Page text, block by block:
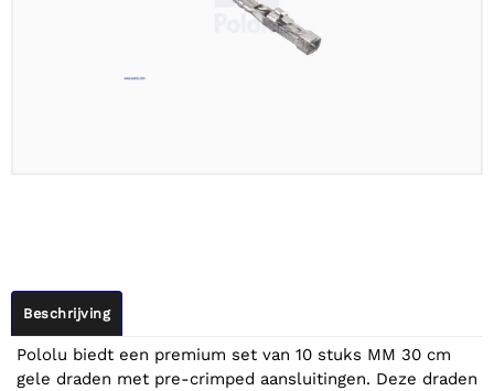
Beschrijving
Pololu biedt een premium set van 10 stuks MM 30 cm
gele draden met pre-crimped aansluitingen. Deze draden